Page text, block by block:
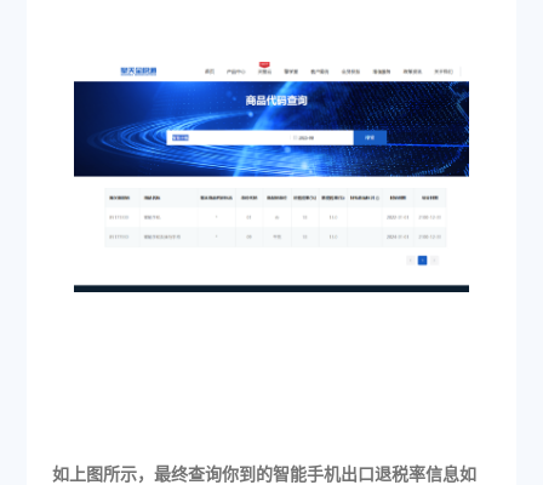
如上图所示，最终查询你到的智能手机出口退税率信息如